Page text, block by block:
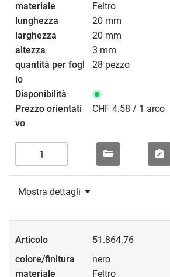
Feltro
20 mm
20 mm
3 mm
28 pezzo
CHF 4.58 / 1 arco
Mostra dettagli
51.864.76
nero
Feltro